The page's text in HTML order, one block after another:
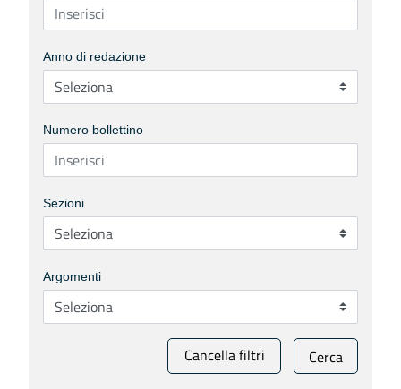
Anno di redazione
Numero bollettino
Sezioni
Argomenti
Cancella filtri Cerca